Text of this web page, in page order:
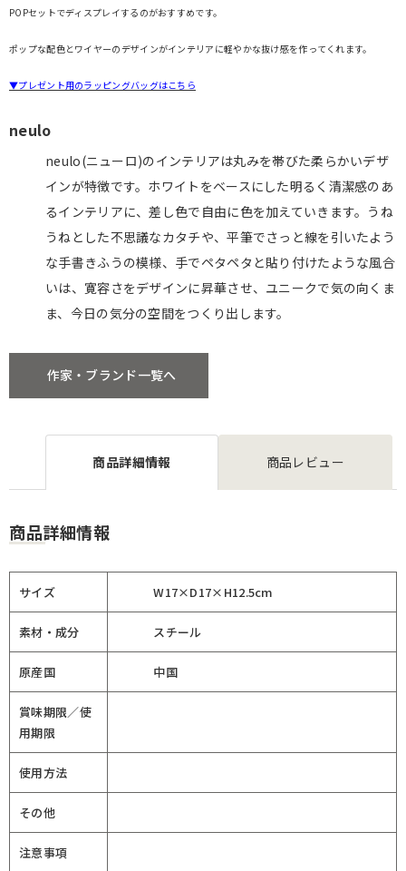
POPセットでディスプレイするのがおすすめです。
ポップな配色とワイヤーのデザインがインテリアに軽やかな抜け感を作ってくれます。
▼プレゼント用のラッピングバッグはこちら
neulo
neulo(ニューロ)のインテリアは丸みを帯びた柔らかいデザ
インが特徴です。ホワイトをベースにした明るく清潔感のあ
るインテリアに、差し色で自由に色を加えていきます。うね
うねとした不思議なカタチや、平筆でさっと線を引いたよう
な手書きふうの模様、手でペタペタと貼り付けたような風合
いは、寛容さをデザインに昇華させ、ユニークで気の向くま
ま、今日の気分の空間をつくり出します。
作家・ブランド一覧へ
商品詳細情報 商品レビュー
商品詳細情報
サイズ W17×D17×H12.5cm
素材・成分 スチール
原産国 中国
賞味期限／使
用期限
使用方法
その他
注意事項